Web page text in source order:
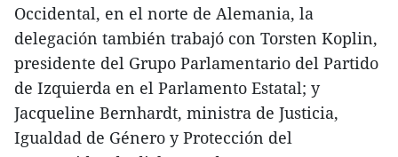
Occidental, en el norte de Alemania, la
delegación también trabajó con Torsten Koplin,
presidente del Grupo Parlamentario del Partido
de Izquierda en el Parlamento Estatal; y
Jacqueline Bernhardt, ministra de Justicia,
Igualdad de Género y Protección del